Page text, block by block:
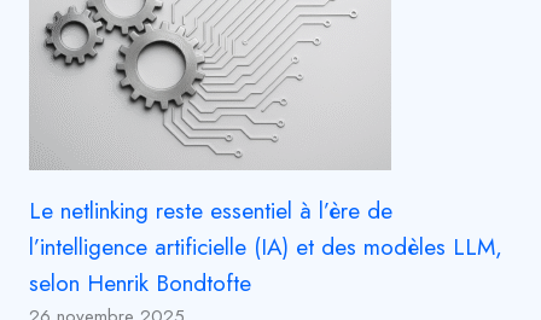
Le netlinking reste essentiel à l’ère de
l’intelligence artificielle (IA) et des modèles LLM,
selon Henrik Bondtofte